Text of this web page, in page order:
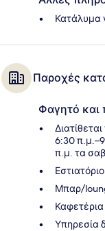
Κατάλυμα
Παροχές
Φαγητό και
6:30
π.μ. τα
Εστιατόριο
Μπαρ/
Καφετέρια
Υπηρεσία